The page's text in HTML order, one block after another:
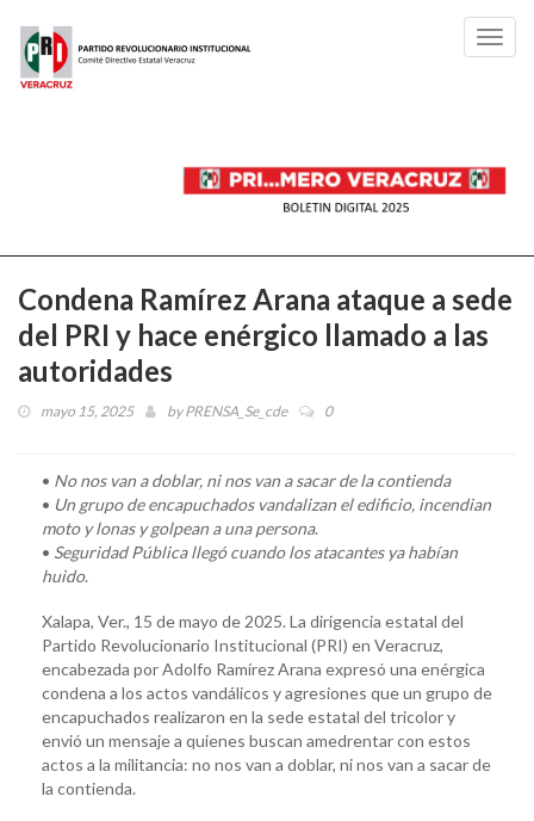
Condena Ramírez Arana ataque a sede
del PRI y hace enérgico llamado a las
autoridades
mayo 15, 2025 byPRENSA_Se_cde 0
• No nos van a doblar, ni nos van a sacar de la contienda
• Un grupo de encapuchados vandalizan el edificio, incendian
moto y lonas y golpean a una persona.
• Seguridad Pública llegó cuando los atacantes ya habían
huido.
Xalapa, Ver., 15 de mayo de 2025. La dirigencia estatal del
Partido Revolucionario Institucional (PRI) en Veracruz,
encabezada por Adolfo Ramírez Arana expresó una enérgica
condena a los actos vandálicos y agresiones que un grupo de
encapuchados realizaron en la sede estatal del tricolor y
envió un mensaje a quienes buscan amedrentar con estos
actos a la militancia: no nos van a doblar, ni nos van a sacar de
la contienda.